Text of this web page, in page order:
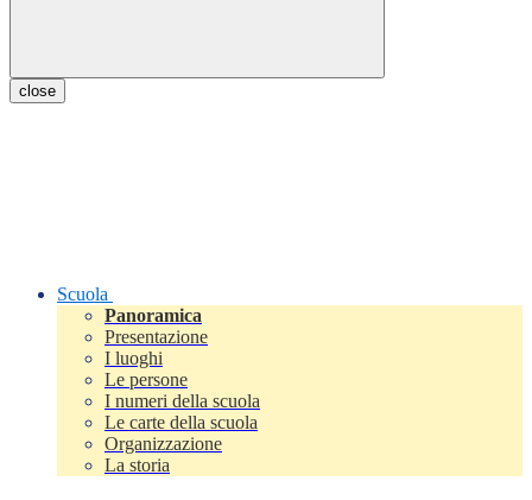
close
Scuola
Panoramica
Presentazione
I luoghi
Le persone
I numeri della scuola
Le carte della scuola
Organizzazione
La storia